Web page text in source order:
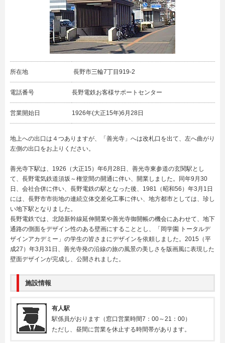
所在地 長野市三輪7丁目919-2
電話番号 長野電鉄お客様サポートセンター
営業開始日 1926年(大正15年)6月28日
地上への出口は４つありますが、「善光寺」へは改札口を出て、左へ曲がり
左側の出口をお上りください。
善光寺下駅は、1926（大正15）年6月28日、善光寺東参道の玄関駅とし
て、長野電気鉄道須坂～権堂間の開通に伴い、開業しました。同年9月30
日、会社合併に伴い、長野電鉄の駅となった後、1981（昭和56）年3月1日
には、長野市市街地の連続立体交差化工事に伴い、地方都市としては、珍し
い地下駅となりました。
長野電鉄では、北陸新幹線延伸開業や善光寺御開帳の機会にあわせて、地下
通路の側面をデザイン性のある壁画にすることとし、「岡学園 トータルデ
ザインアカデミー」の学生の皆さまにデザインを依頼しました。2015（平
成27）年3月31日、善光寺発の沿線の旅の風景の美しさを版画風に表現した
壁面デザインが完成し、公開されました。
施設情報
有人駅
駅係員がおります（窓口営業時間7：00～21：00）
ただし、昼間に営業を休止する時間帯があります。